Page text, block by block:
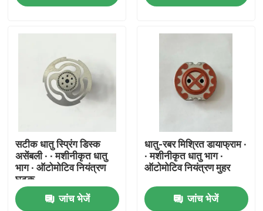
उत्पादों
कारखाना भ्रमण
गुणवत्ता नियंत्रण
सटीक धातु स्प्रिंग डिस्क
असेंबली ∙ ∙ मशीनीकृत धातु
भाग ∙ ऑटोमोटिव नियंत्रण
घटक
जांच भेजें
धातु-रबर मिश्रित डायाफ्राम ∙
∙ मशीनीकृत धातु भाग ∙
ऑटोमोटिव नियंत्रण मुहर
जांच भेजें